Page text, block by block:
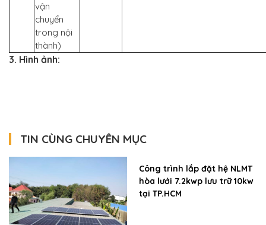
vận
chuyển
trong nội
thành)
3. Hình ảnh:
TIN CÙNG CHUYÊN MỤC
Công trình lắp đặt hệ NLMT
hòa lưới 7.2kwp lưu trữ 10kw
tại TP.HCM